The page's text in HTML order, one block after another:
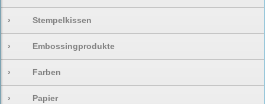
› Stempelkissen
› Embossingprodukte
› Farben
› Papier